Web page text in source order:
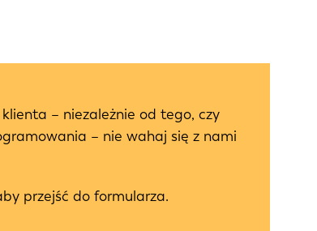
– niezależnie od tego, czy
– nie wahaj się z nami
przejść do formularza.